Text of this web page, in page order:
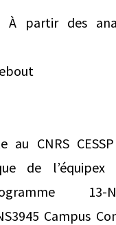
À partir des
CNRS CESSP
de l’équipex
13-
Campus